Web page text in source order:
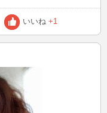
いいね +1